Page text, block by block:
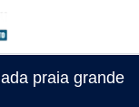
praia grande